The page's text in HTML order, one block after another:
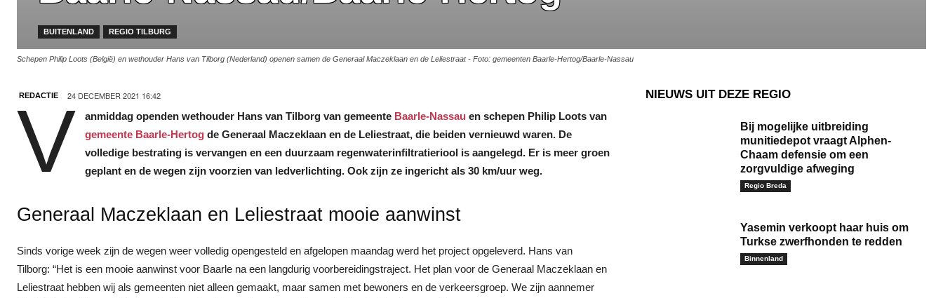
BUITENLAND REGIO TILBURG
Schepen Philip Loots (België) en wethouder Hans van Tilborg (Nederland) openen samen de Generaal Maczeklaan en de Leliestraat - Foto: gemeenten Baarle-Hertog/Baarle-Nassau
REDACTIE 24 DECEMBER 2021 16:42
V anmiddag openden wethouder Hans van Tilborg van gemeente Baarle-Nassau en schepen Philip Loots van
gemeente Baarle-Hertog de Generaal Maczeklaan en de Leliestraat, die beiden vernieuwd waren. De
volledige bestrating is vervangen en een duurzaam regenwaterinfiltratieriool is aangelegd. Er is meer groen
geplant en de wegen zijn voorzien van ledverlichting. Ook zijn ze ingericht als 30 km/uur weg.
Generaal Maczeklaan en Leliestraat mooie aanwinst
Sinds vorige week zijn de wegen weer volledig opengesteld en afgelopen maandag werd het project opgeleverd. Hans van
Tilborg: “Het is een mooie aanwinst voor Baarle na een langdurig voorbereidingstraject. Het plan voor de Generaal Maczeklaan en
Leliestraat hebben wij als gemeenten niet alleen gemaakt, maar samen met bewoners en de verkeersgroep. We zijn aannemer
NIEUWS UIT DEZE REGIO
Bij mogelijke uitbreiding
munitiedepot vraagt Alphen-
Chaam defensie om een
zorgvuldige afweging
Regio Breda
Yasemin verkoopt haar huis om
Turkse zwerfhonden te redden
Binnenland